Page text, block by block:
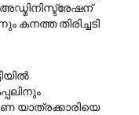
കനത്ത തിരിച്ചടി
യാത്രക്കാരിയെ